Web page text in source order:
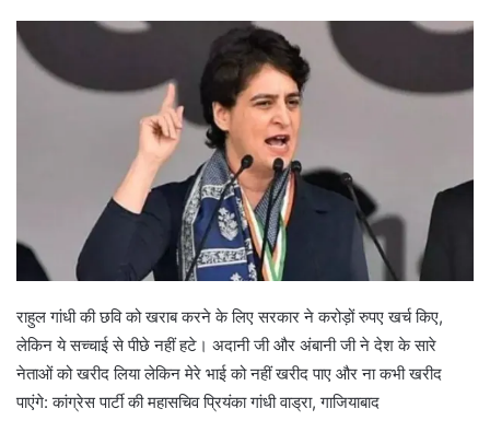
e
m
a
i
राहुल गांधी की छवि को खराब करने के लिए सरकार ने करोड़ों रुपए खर्च किए,
लेकिन ये सच्चाई से पीछे नहीं हटे। अदानी जी और अंबानी जी ने देश के सारे
नेताओं को खरीद लिया लेकिन मेरे भाई को नहीं खरीद पाए और ना कभी खरीद
पाएंगे: कांग्रेस पार्टी की महासचिव प्रियंका गांधी वाड्रा, गाजियाबाद